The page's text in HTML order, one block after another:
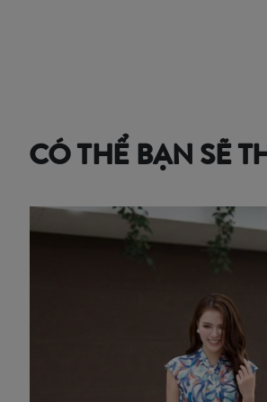
CÓ THỂ BẠN SẼ